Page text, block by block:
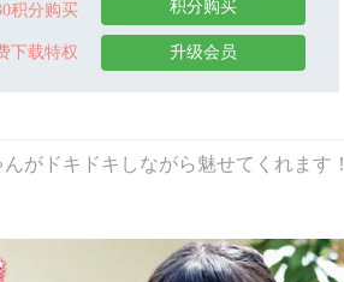
积分购买
下载特权
积分购买
升级会员
がドキドキしながら魅せてくれます！